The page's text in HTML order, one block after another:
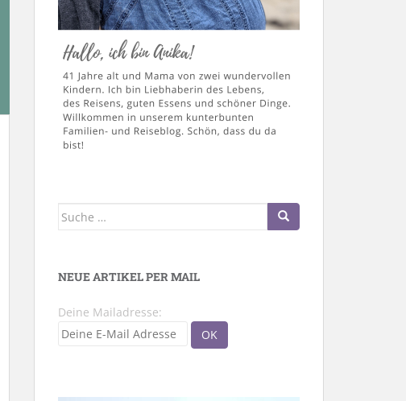
Suche
NEUE ARTIKEL PER MAIL
Deine Mailadresse: